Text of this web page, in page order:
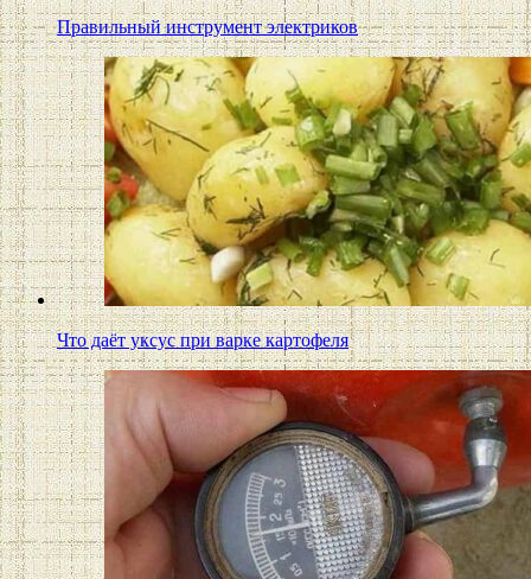
Правильный инструмент электриков
Что даёт уксус при варке картофеля